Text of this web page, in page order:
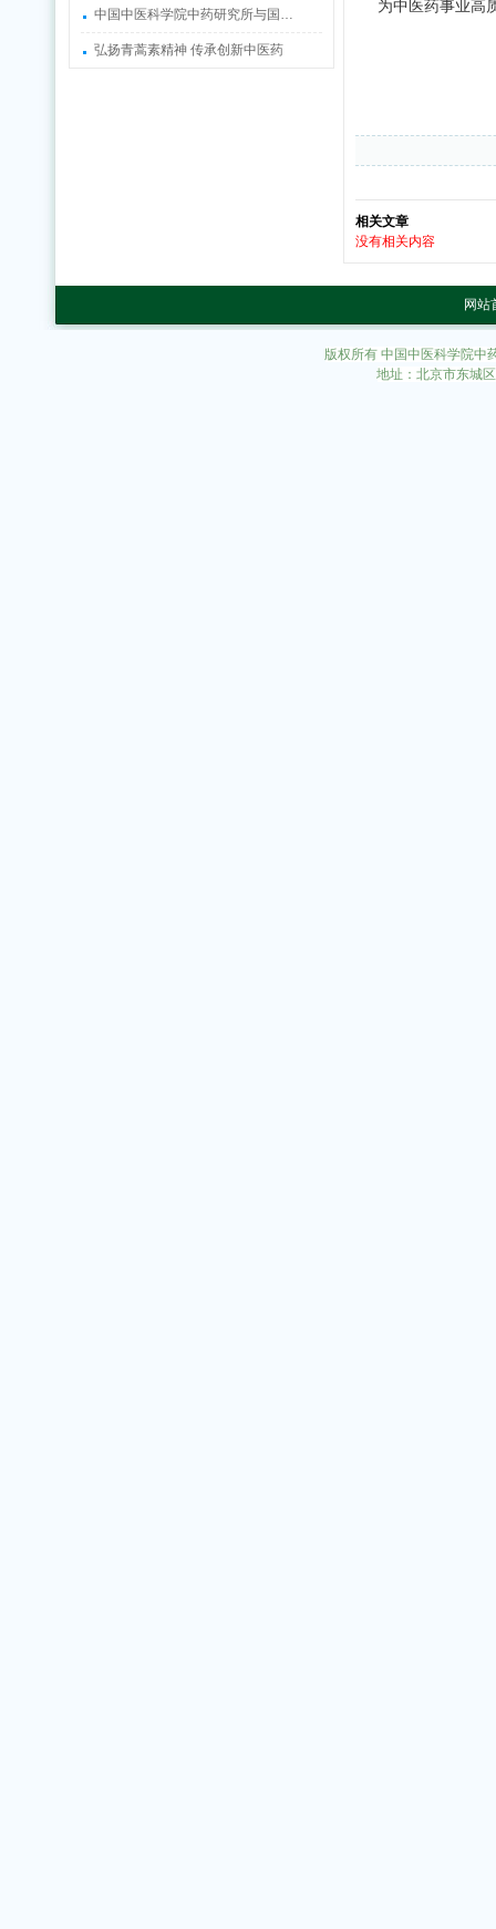
中国中医科学院中药研究所与国…
弘扬青蒿素精神 传承创新中医药
为中医药事业高
相关文章
没有相关内容
网站
版权所有 中国中医科学院中
地址：北京市东城